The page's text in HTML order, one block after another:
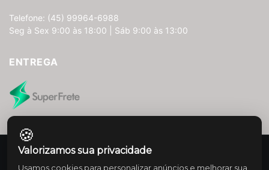
🍪
Valorizamos sua privacidade
Usamos cookies para personalizar anúncios e melhorar sua
Telefone: (45) 99964-6988
Seg à Sex 9:00 às 18:00 | Sáb 9:00 às 13:00
ENTREGA